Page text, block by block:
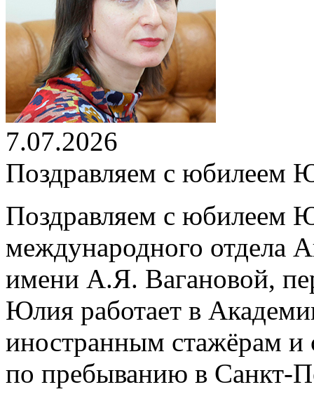
7.07.2026
Поздравляем с юбилеем
Поздравляем с юбилеем
международного отдела
имени А.Я. Вагановой,
Юлия работает в
иностранным стажёрам и
по пребыванию в Санкт-